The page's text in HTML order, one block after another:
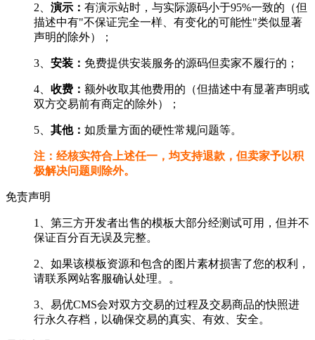
2、 演示： 有演示站时，与实际源码小于95%一致的（但
描述中有"不保证完全一样、有变化的可能性"类似显著
声明的除外）；
3、 安装： 免费提供安装服务的源码但卖家不履行的；
4、 收费： 额外收取其他费用的（但描述中有显著声明或
双方交易前有商定的除外）；
5、 其他： 如质量方面的硬性常规问题等。
注：经核实符合上述任一，均支持退款，但卖家予以积
极解决问题则除外。
免责声明
1、第三方开发者出售的模板大部分经测试可用，但并不
保证百分百无误及完整。
2、如果该模板资源和包含的图片素材损害了您的权利，
请联系网站客服确认处理。。
3、易优CMS会对双方交易的过程及交易商品的快照进
行永久存档，以确保交易的真实、有效、安全。